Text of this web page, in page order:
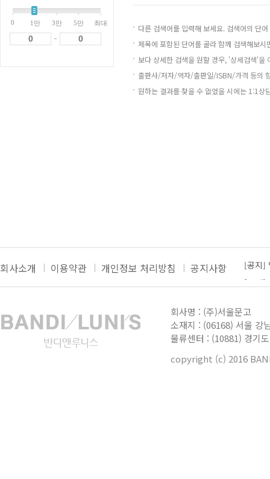
0 1만 3만 5만 최대
-
다른 검색어를 입력해 보세요. 검색어의 단
제목에 포함된 단어를 골라 함께 검색해보시
보다 상세한 검색을 원할 경우, '상세검색'을
출판사/저자/역자/출판일/ISBN/가격 등의
원하는 결과를 찾을 수 없었을 시에는 1:1상
회사소개 이용약관 개인정보 처리방침 공지사항
[공지]
[공지]
[공지]
[공지]
더보기
회사명 : (주)서울문고
소재지 : (06168) 서울 강
물류센터 : (10881) 경기
copyright (c) 2016